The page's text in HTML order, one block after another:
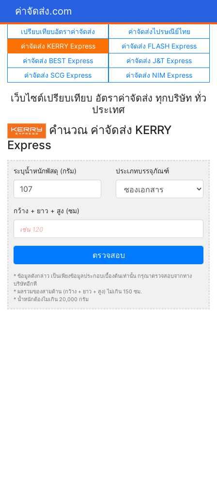
ค่าจัดส่ง.com
เปรียบเทียบอัตราค่าจัดส่ง
ค่าจัดส่งไปรษณีย์ไทย
ค่าจัดส่ง KERRY Express
ค่าจัดส่ง FLASH Express
ค่าจัดส่ง BEST Express
ค่าจัดส่ง J&T Express
ค่าจัดส่ง SCG Express
ค่าจัดส่ง NIM Express
เว็บไซต์เปรียบเทียบ อัตราค่าจัดส่ง ทุกบริษัท ทั่ว
ประเทศ
คำนวณ ค่าจัดส่ง KERRY
Express
ระบุน้ำหนักพัสดุ (กรัม) ประเภทบรรจุภัณฑ์
กว้าง + ยาว + สูง (ซม)
ตรวจสอบ
* ข้อมูลดังกล่าว เป็นเพียงข้อมูลประกอบเบื้องต้นเท่านั้น กรุณาตรวจสอบจากทาง
บริษัทอีกที
* ผลรวมของสามด้าน (กว้าง + ยาว + สูง) ไม่เกิน 150 ซม.
* น้ำหนักต้องไมเกิน 20,000 กรัม